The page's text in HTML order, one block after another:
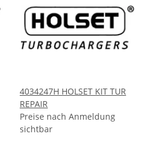
4034247H HOLSET KIT TUR
REPAIR
Preise nach Anmeldung
sichtbar